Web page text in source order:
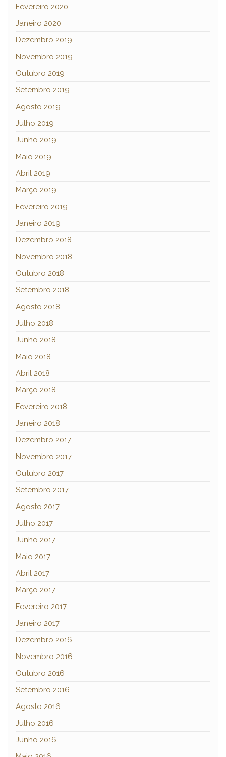
Fevereiro 2020
Janeiro 2020
Dezembro 2019
Novembro 2019
Outubro 2019
Setembro 2019
Agosto 2019
Julho 2019
Junho 2019
Maio 2019
Abril 2019
Março 2019
Fevereiro 2019
Janeiro 2019
Dezembro 2018
Novembro 2018
Outubro 2018
Setembro 2018
Agosto 2018
Julho 2018
Junho 2018
Maio 2018
Abril 2018
Março 2018
Fevereiro 2018
Janeiro 2018
Dezembro 2017
Novembro 2017
Outubro 2017
Setembro 2017
Agosto 2017
Julho 2017
Junho 2017
Maio 2017
Abril 2017
Março 2017
Fevereiro 2017
Janeiro 2017
Dezembro 2016
Novembro 2016
Outubro 2016
Setembro 2016
Agosto 2016
Julho 2016
Junho 2016